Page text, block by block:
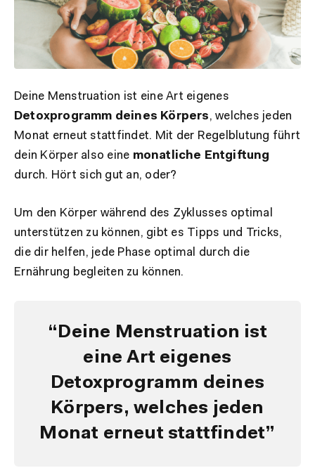
Deine Menstruation ist eine Art eigenes
Detoxprogramm deines Körpers, welches jeden
Monat erneut stattfindet. Mit der Regelblutung führt
dein Körper also eine monatliche Entgiftung
durch. Hört sich gut an, oder?
Um den Körper während des Zyklusses optimal
unterstützen zu können, gibt es Tipps und Tricks,
die dir helfen, jede Phase optimal durch die
Ernährung begleiten zu können.
“Deine Menstruation ist
eine Art eigenes
Detoxprogramm deines
Körpers, welches jeden
Monat erneut stattfindet”